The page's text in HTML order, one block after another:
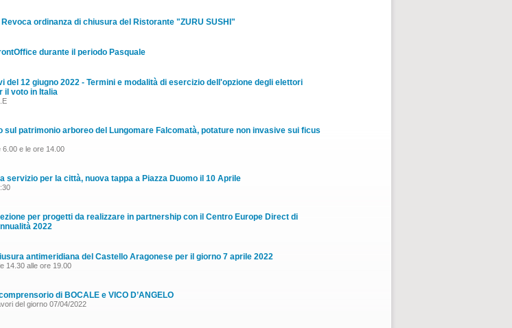
Revoca ordinanza di chiusura del Ristorante "ZURU SUSHI"
durante il periodo Pasquale
del 12 giugno 2022 - Termini e modalità di esercizio dell'opzione degli elettori
il voto in Italia
sul patrimonio arboreo del Lungomare Falcomatà, potature non invasive sui ficus
6.00 e le ore 14.00
servizio per la città, nuova tappa a Piazza Duomo il 10 Aprile
per progetti da realizzare in partnership con il Centro Europe Direct di
2022
antimeridiana del Castello Aragonese per il giorno 7 aprile 2022
14.30 alle ore 19.00
di BOCALE e VICO D’ANGELO
del giorno 07/04/2022